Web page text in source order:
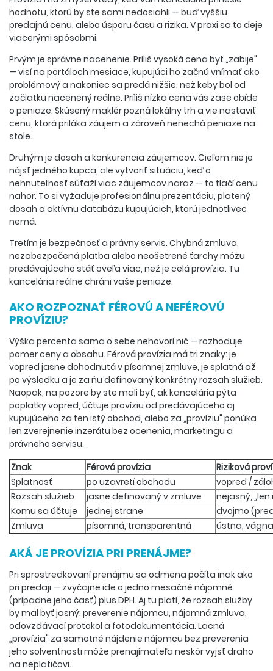
hodnotu, ktorú by ste sami nedosiahli — buď vyššiu
predajnú cenu, alebo úsporu času a rizika. V praxi sa to deje
viacerými spôsobmi.
Prvým je správne nacenenie. Príliš vysoká cena byt „zabije"
— visí na portáloch mesiace, kupujúci ho začnú vnímať ako
problémový a nakoniec sa predá nižšie, než keby bol od
začiatku nacenený reálne. Príliš nízka cena vás zase obíde
o peniaze. Skúsený maklér pozná lokálny trh a vie nastaviť
cenu, ktorá priláka záujem a zároveň nenechá peniaze na
stole.
Druhým je dosah a konkurencia záujemcov. Cieľom nie je
nájsť jedného kupca, ale vytvoriť situáciu, keď o
nehnuteľnosť súťaží viac záujemcov naraz — to tlačí cenu
nahor. To si vyžaduje profesionálnu prezentáciu, platený
dosah a aktívnu databázu kupujúcich, ktorú jednotlivec
nemá.
Tretím je bezpečnosť a právny servis. Chybná zmluva,
nezabezpečená platba alebo neošetrené ťarchy môžu
predávajúceho stáť oveľa viac, než je celá provízia. Tu
kancelária reálne chráni vaše peniaze.
AKO ROZPOZNAŤ FÉROVÚ A NEFÉROVÚ
PROVÍZIU?
Výška percenta sama o sebe nehovorí nič — rozhoduje
pomer ceny a obsahu. Férová provízia má tri znaky: je
vopred jasne dohodnutá v písomnej zmluve, je splatná až
po výsledku a je za ňu definovaný konkrétny rozsah služieb.
Naopak, na pozore by ste mali byť, ak kancelária pýta
poplatky vopred, účtuje províziu od predávajúceho aj
kupujúceho za ten istý obchod, alebo za „províziu" ponúka
len zverejnenie inzerátu bez ocenenia, marketingu a
právneho servisu.
Znak
Férová provízia
Riziková
Splatnosť
po uzavretí obchodu
vopred /
Rozsah služieb
jasne definovaný v zmluve
nejasný,
Komu sa účtuje
jednej strane
dvojmo
Zmluva
písomná, transparentná ústna, vágna
AKÁ JE PROVÍZIA PRI PRENÁJME?
Pri sprostredkovaní prenájmu sa odmena počíta inak ako
pri predaji — zvyčajne ide o jedno mesačné nájomné
(prípadne jeho časť) plus DPH. Aj tu platí, že rozsah služby
by mal byť jasný: preverenie nájomcu, nájomná zmluva,
odovzdávací protokol a fotodokumentácia. Lacná
„provízia" za samotné nájdenie nájomcu bez preverenia
jeho solventnosti môže prenajímateľa neskôr vyjsť draho
na neplatičovi.